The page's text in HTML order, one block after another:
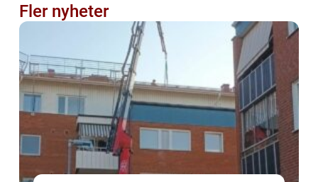
Fler nyheter